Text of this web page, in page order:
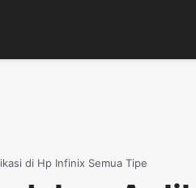
di Hp Infinix Semua Tipe